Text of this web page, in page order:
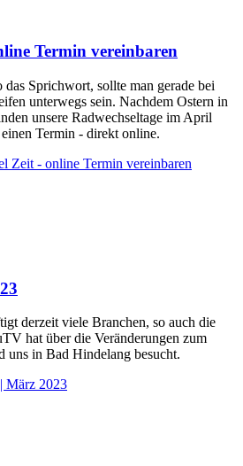
Termin vereinbaren
Sprichwort, sollte man gerade bei
unterwegs sein. Nachdem Ostern in
unsere Radwechseltage im April
Termin - direkt online.
Zeit - online Termin vereinbaren
derzeit viele Branchen, so auch die
hat über die Veränderungen zum
uns in Bad Hindelang besucht.
März 2023